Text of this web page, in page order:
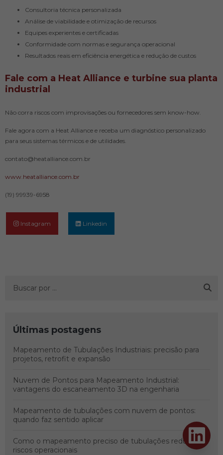
Consultoria técnica personalizada
Análise de viabilidade e otimização de recursos
Equipes experientes e certificadas
Conformidade com normas e segurança operacional
Resultados reais em eficiência energética e redução de custos
Fale com a Heat Alliance e turbine sua planta
industrial
Não corra riscos com improvisações ou fornecedores sem know-how.
Fale agora com a Heat Alliance e receba um diagnóstico personalizado
para seus sistemas térmicos e de utilidades.
contato@heatalliance.com.br
www.heatalliance.com.br
(19) 99939-6958
Instagram Linkedin
Últimas postagens
Mapeamento de Tubulações Industriais: precisão para
projetos, retrofit e expansão
Nuvem de Pontos para Mapeamento Industrial:
vantagens do escaneamento 3D na engenharia
Mapeamento de tubulações com nuvem de pontos:
quando faz sentido aplicar
Como o mapeamento preciso de tubulações reduz
riscos operacionais